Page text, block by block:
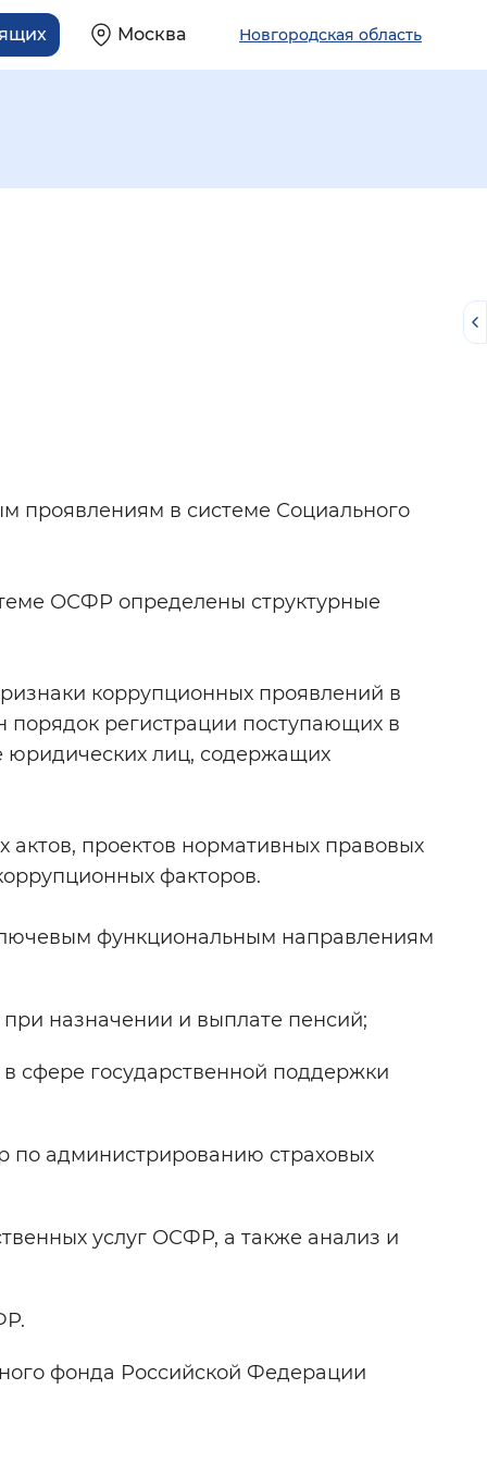
Москва Новгородская область
проявлениям в системе Социального
ОСФР определены структурные
коррупционных проявлений в
порядок регистрации поступающих в
юридических лиц, содержащих
проектов нормативных правовых
факторов.
функциональным направлениям
назначении и выплате пенсий;
сфере государственной поддержки
по администрированию страховых
услуг ОСФР, а также анализ и
фонда Российской Федерации